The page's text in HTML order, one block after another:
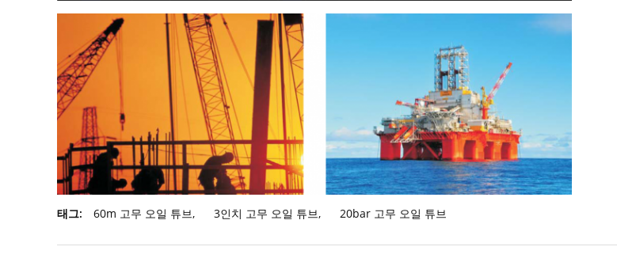
태그: 60m 고무 오일 튜브, 3인치 고무 오일 튜브, 20bar 고무 오일 튜브